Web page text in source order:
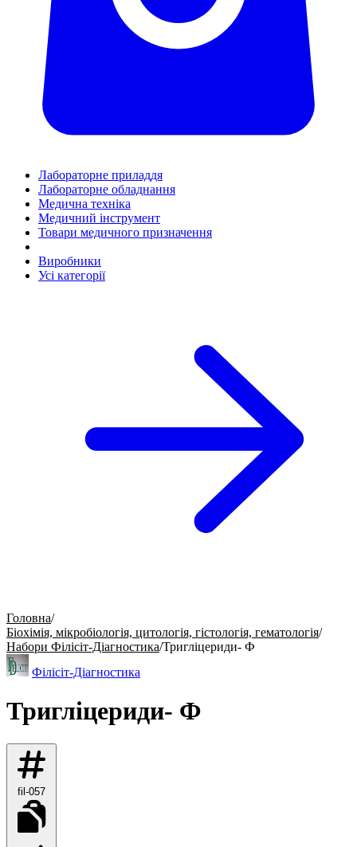
Лабораторне приладдя
Лабораторне обладнання
Медична техніка
Медичний інструмент
Товари медичного призначення
Виробники
Усі категорії
Головна/
Біохімія, мікробіологія, цитологія, гістологія, гематологія/
Набори Філісіт-Діагностика/Тригліцериди- Ф
Філісіт-Діагностика
Тригліцериди- Ф
fil-057